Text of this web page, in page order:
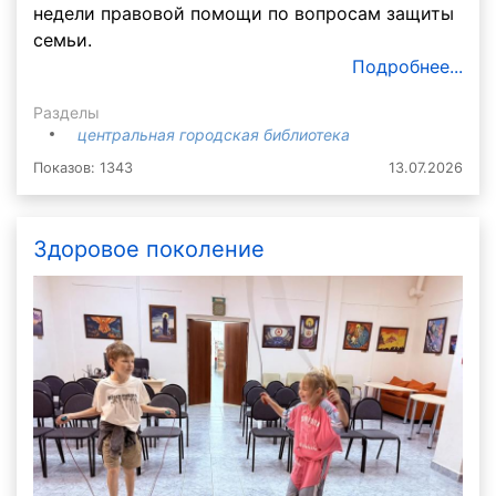
недели правовой помощи по вопросам защиты
семьи.
Подробнее...
Разделы
центральная городская библиотека
Показов: 1343 13.07.2026
Здоровое поколение